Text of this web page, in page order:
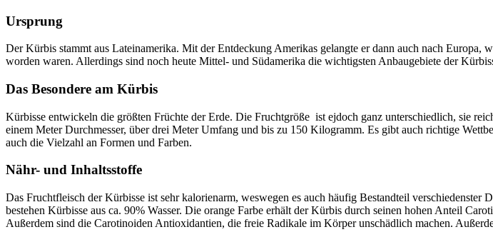
Ursprung
Der Kürbis stammt aus Lateinamerika. Mit der Entdeckung Amerikas gelangte er dann auch nach
worden waren. Allerdings sind noch heute Mittel- und Südamerika die wichtigsten Anbaugebiete der
Das Besondere am Kürbis
Kürbisse entwickeln die größten Früchte der Erde. Die Fruchtgröße ist ejdoch ganz unterschiedlich, sie
einem Meter Durchmesser, über drei Meter Umfang und bis zu 150 Kilogramm. Es gibt auch richtige
auch die Vielzahl an Formen und Farben.
Nähr- und Inhaltsstoffe
Das Fruchtfleisch der Kürbisse ist sehr kalorienarm, weswegen es auch häufig Bestandteil
bestehen Kürbisse aus ca. 90% Wasser. Die orange Farbe erhält der Kürbis durch seinen hohen Anteil
Außerdem sind die Carotinoiden Antioxidantien, die freie Radikale im Körper unschädlich machen.